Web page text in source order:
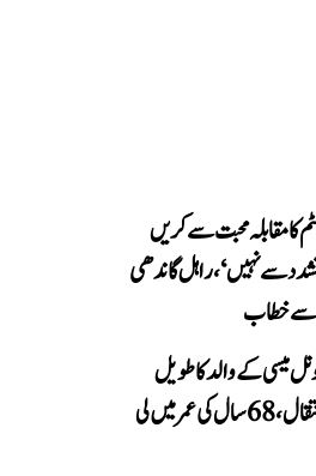
کا مقابلہ محبت سے کریں
سے نہیں‘، راہل گاندھی
سے خطاب
میسی کے والد کا طویل
علالت کے بعد انتقال، 68 سال کی عمر میں لی